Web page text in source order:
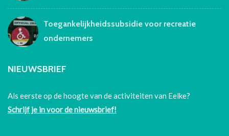
Toegankelijkheidssubsidie voor recreatie
ondernemers
NIEUWSBRIEF
Als eerste op de hoogte van de activiteiten van Eelke?
Schrijf je in voor de nieuwsbrief!